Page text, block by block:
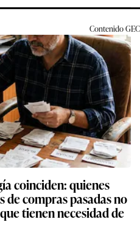
ContenidoGEC
coinciden: quienes
compras pasadas no
tienen necesidad de